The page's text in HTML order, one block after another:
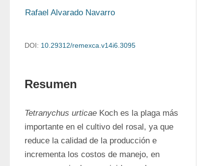
Rafael Alvarado Navarro
DOI: 10.29312/remexca.v14i6.3095
Resumen
Tetranychus urticae Koch es la plaga más
importante en el cultivo del rosal, ya que
reduce la calidad de la producción e
incrementa los costos de manejo, en